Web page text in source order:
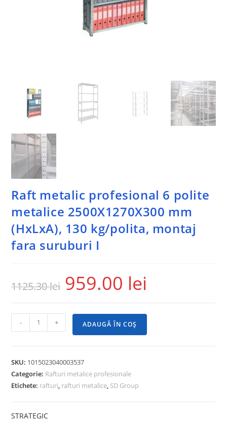
Raft metalic profesional 6 polite
metalice 2500X1270X300 mm
(HxLxA), 130 kg/polita, montaj
fara suruburi I
1125.30lei 959.00 lei
- + ADAUGĂ ÎN COȘ
SKU: 1015023040003537
Categorie: Rafturi metalice profesionale
Etichete: rafturi rafturi metalice SD Group
STRATEGIC